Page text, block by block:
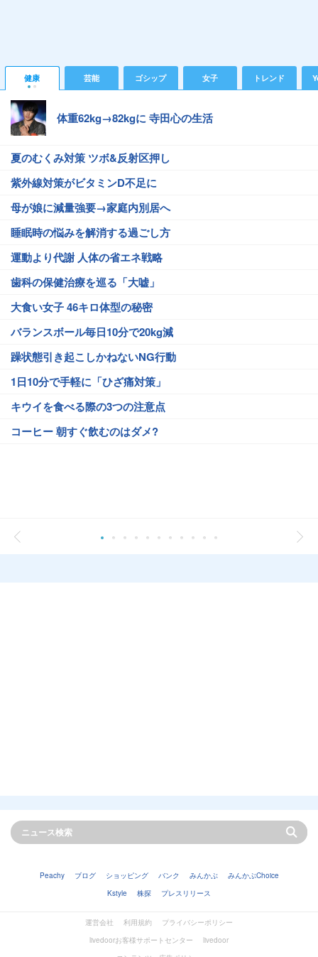
健康 芸能 ゴシップ 女子 トレンド
体重62kg→82kgに 寺田心の生活
夏のむくみ対策 ツボ&反射区押し
紫外線対策がビタミンD不足に
母が娘に減量強要→家庭内別居へ
睡眠時の悩みを解消する過ごし方
運動より代謝 人体の省エネ戦略
歯科の保健治療を巡る「大嘘」
大食い女子 46キロ体型の秘密
バランスボール毎日10分で20kg減
躁状態引き起こしかねないNG行動
1日10分で手軽に「ひざ痛対策」
キウイを食べる際の3つの注意点
コーヒー 朝すぐ飲むのはダメ?
Peachy ブログ ショッピング バンク みんかぶ
みんかぶChoice
Kstyle
株探 プレスリリース
運営会社 利用規約
プライバシーポリシー
livedoorお客様サポートセンター
livedoor